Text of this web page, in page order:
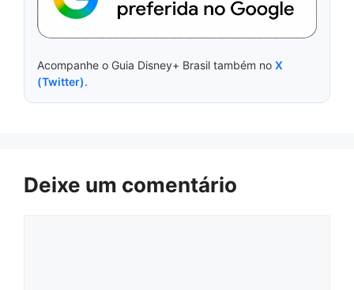
Acompanhe o Guia Disney+ Brasil também no X
(Twitter).
Deixe um comentário